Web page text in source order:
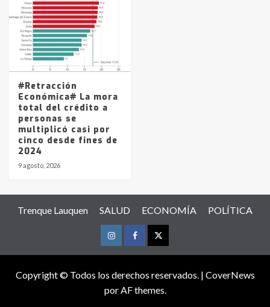
#Retracción
Económica# La mora
total del crédito a
personas se
multiplicó casi por
cinco desde fines de
2024
9 agosto, 2026
Trenque Lauquen SALUD ECONOMÍA POLÍTICA
InstagramFacebookTwitter
Copyright © Todos los derechos reservados. | CoverNews
por AF themes.